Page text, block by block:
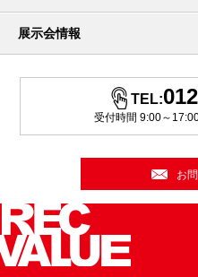
展示会情報
TEL:
受付時間 9:00～
お